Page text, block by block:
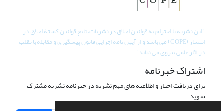
"این نشریه با احترام به قوانین اخلاق در نشریات، تابع قوانین کمیتۀ اخلاق در
انتشار (COPE) می باشد و از آیین نامه اجرایی قانون پیشگیری و مقابله با تقلب
در آثار علمی پیروی می نماید".
اشتراک خبرنامه
برای دریافت اخبار و اطلاعیه های مهم نشریه در خبرنامه نشریه مشترک
شوید.